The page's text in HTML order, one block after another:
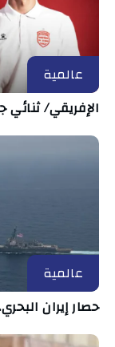
عالمية
الإفريقي/ ثنائي
عالمية
حصار إيران